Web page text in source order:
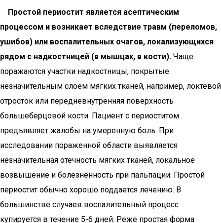
Простой периостит является асептическим
процессом и возникает вследствие травм (переломов,
ушибов) или воспалительных очагов, локализующихся
рядом с надкостницей (в мышцах, в кости). Чаще
поражаются участки надкостницы, покрытые
незначительным слоем мягких тканей, например, локтевой
отросток или передневнутренняя поверхность
большеберцовой кости. Пациент с периоститом
предъявляет жалобы на умеренную боль. При
исследовании пораженной области выявляется
незначительная отечность мягких тканей, локальное
возвышение и болезненность при пальпации. Простой
периостит обычно хорошо поддается лечению. В
большинстве случаев воспалительный процесс
купируется в течение 5-6 дней. Реже простая форма